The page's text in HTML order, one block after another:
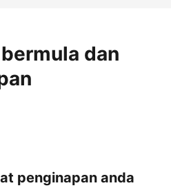
dan
penginapan anda